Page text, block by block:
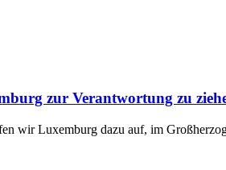
zur Verantwortung zu
Luxemburg dazu auf, im